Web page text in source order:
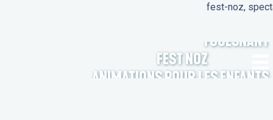
fest-noz,
FOUESNANT
FEST NOZ
ANIMATIONS POUR LES ENFANTS